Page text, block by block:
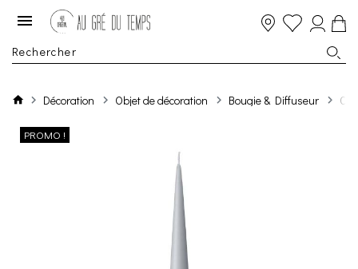
Décoration Objet de décoration Bougie & Diffuseur
PROMO !